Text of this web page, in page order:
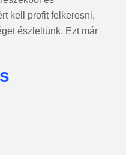
kell profit felkeresni,
észleltünk. Ezt már